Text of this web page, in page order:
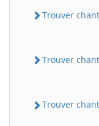
Trouver
Trouver
Trouver